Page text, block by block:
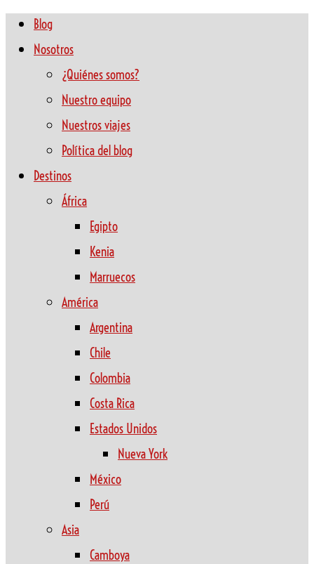
Blog
Nosotros
¿Quiénes somos?
Nuestro equipo
Nuestros viajes
Política del blog
Destinos
África
Egipto
Kenia
Marruecos
América
Argentina
Chile
Colombia
Costa Rica
Estados Unidos
Nueva York
México
Perú
Asia
Camboya